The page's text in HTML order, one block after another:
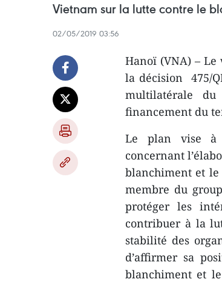
Vietnam sur la lutte contre le
02/05/2019 03:56
Hanoï (VNA) –
la décision 475/
multilatérale
financement du
Le plan vise à
concernant
blanchiment et le
membre du
protéger les
contribuer à la
stabilité des
d’affirmer sa
blanchiment et